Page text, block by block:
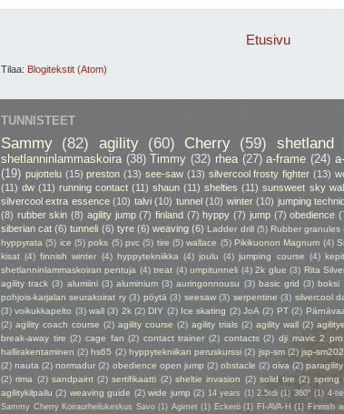
Etusivu
Tilaa: Blogitekstit (Atom)
TUNNISTEET
Sammy (82) agility (60) Cherry (59) shetland
shetlanninlammaskoira (38) Timmy (32) rhea (27) a-frame (24)
(19) pujottelu (15) preston (13) see-saw (13) silvercool frosty fighter (13)
(11) dw (11) running contact (11) shaun (11) shelties (11) sunsweet sky
silvercool extra essence (10) talvi (10) tunnel (10) winter (10) jumping
(8) rubber skin (8) agility jump (7) finland (7) hyppy (7) jump (7) obedience
siberian cat (6) tunneli (6) tyre (6) weaving (6) Ladder drill (5) Rubber granules
hyppyrata (5) ice (5) poks (5) pvc (5) tire (5) wallace (5) Pikikuonon Magnum (4)
kisat (4) finnish winter (4) hyppytekniikka (4) joulu (4) jumping course (4) kepit
shetlanninlammaskoiran pentuja (4) treat (4) umpitunneli (4) 2k glue (3) Rita
agility track (3) alumiini (3) aluminium (3) auringonnousu (3) basic grid (3) boksi
pohjois-karjalan seurakoirat ry (3) pöytä (3) seesaw (3) serpentine (3) silvercool
(3) voikukkapelto (3) wall (3) 2k (2) DIY (2) Ice skating (2) JoA (2) PT (2)
(2) agility coach course (2) agility course (2) agility trials (2) agility wall (2)
break-away tire (2) cage fan (2) contact trainer (2) contacts (2) dji mavic 2 pro
hallirakentaminen (2) hs65 (2) hyppytekniikan peruskurssi (2) jsp-sm (2) jsp-
(2) nauta (2) normadur (2) obedience open jump (2) obstacle (2) oiva (2) paragility
(2) rima (2) sandpaint (2) sertifikaatti (2) sheltie invasion (2) solid tire (2) spring
agilitykilpailu (2) weaving guide (2) wide jump (2) 14 years (1) 2.5tdi (1) 360° (1) 4-tie
Sammy Cherry Koiraurheilukeskus Savo (1) Agimet (1) Eckerö (1) FI-AVA-H (1) Finnish